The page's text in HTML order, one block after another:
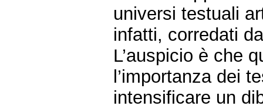
universi testuali
infatti, corredati
L’auspicio è che
l’importanza dei
intensificare un